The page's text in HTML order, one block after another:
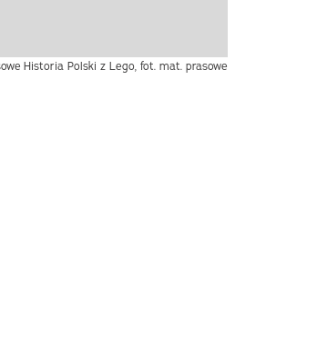
Historia Polski z Lego, fot. mat. prasowe